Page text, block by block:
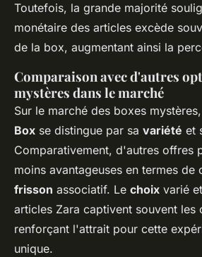
Toutefois, la grande majorité
monétaire des articles excède
de la box, augmentant ainsi la
Comparaison avec d'autres
mystères dans le marché
Sur le marché des boxes
Box se distingue par sa variété et
Comparativement, d'autres offres
moins avantageuses en termes de
frisson associatif. Le choix varié
articles Zara captivent souvent les
renforçant l'attrait pour cette
unique.